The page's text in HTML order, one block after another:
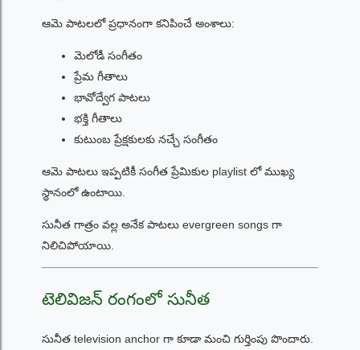
ఆమె పాటలలో ప్రధానంగా కనిపించే అంశాలు:
మెలోడీ సంగీతం
ప్రేమ గీతాలు
భావోద్వేగ పాటలు
భక్తి గీతాలు
కుటుంబ ప్రేక్షకులకు నచ్చే సంగీతం
ఆమె పాటలు ఇప్పటికీ సంగీత ప్రేమికుల playlist లో ముఖ్య
స్థానంలో ఉంటాయి.
సునీత గాత్రం వల్ల అనేక పాటలు evergreen songs గా
నిలిచిపోయాయి.
టెలివిజన్ రంగంలో సునీత
సునీత television anchor గా కూడా మంచి గుర్తింపు పొందారు.